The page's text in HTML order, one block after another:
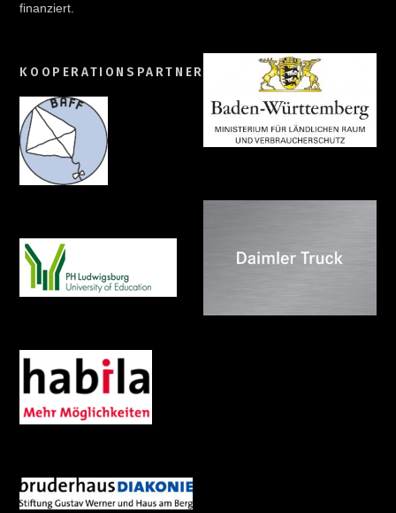
finanziert.
KOOPERATIONSPARTNER